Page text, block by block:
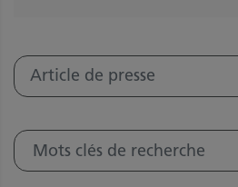
Article de presse